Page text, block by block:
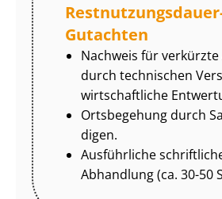
Gutachten
Nachweis für verkürzte
durch technischen
wirtschaftliche
Ortsbegehung durch
di­gen.
Ausführliche
Abhandlung (ca. 30-50